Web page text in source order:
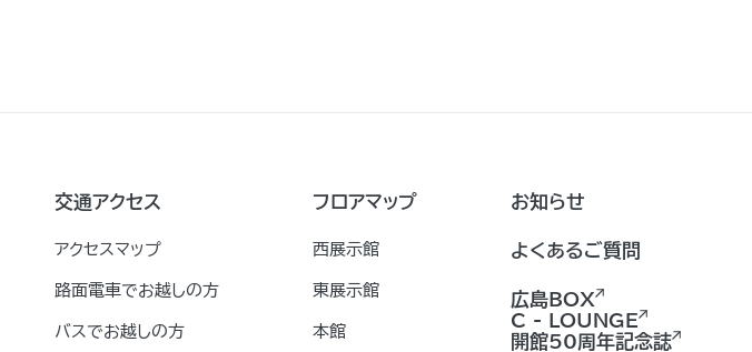
交通アクセス
アクセスマップ
路面電車でお越しの方
バスでお越しの方
フロアマップ
西展示館
東展示館
本館
お知らせ
よくあるご質問
広島BOX
C - LOUNGE
開館50周年記念誌